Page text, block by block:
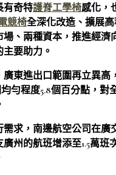
有奇特護脊工學椅感化，
競椅全深化改造、擴展
、兩種資本，推進經濟
主要助力。
東進出口範圍再立異高
均勻程度5.8個百分點，對
求，南邊航空公司在廣
州的航班增添至1.5萬班